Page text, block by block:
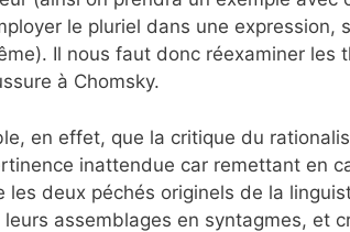
le pluriel dans une expression,
Il nous faut donc réexaminer les
à Chomsky.
en effet, que la critique du
inattendue car remettant en
les deux péchés originels de la
leurs assemblages en syntagmes, et